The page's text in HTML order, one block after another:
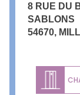
8 RUE DU
SABLONS
54670,